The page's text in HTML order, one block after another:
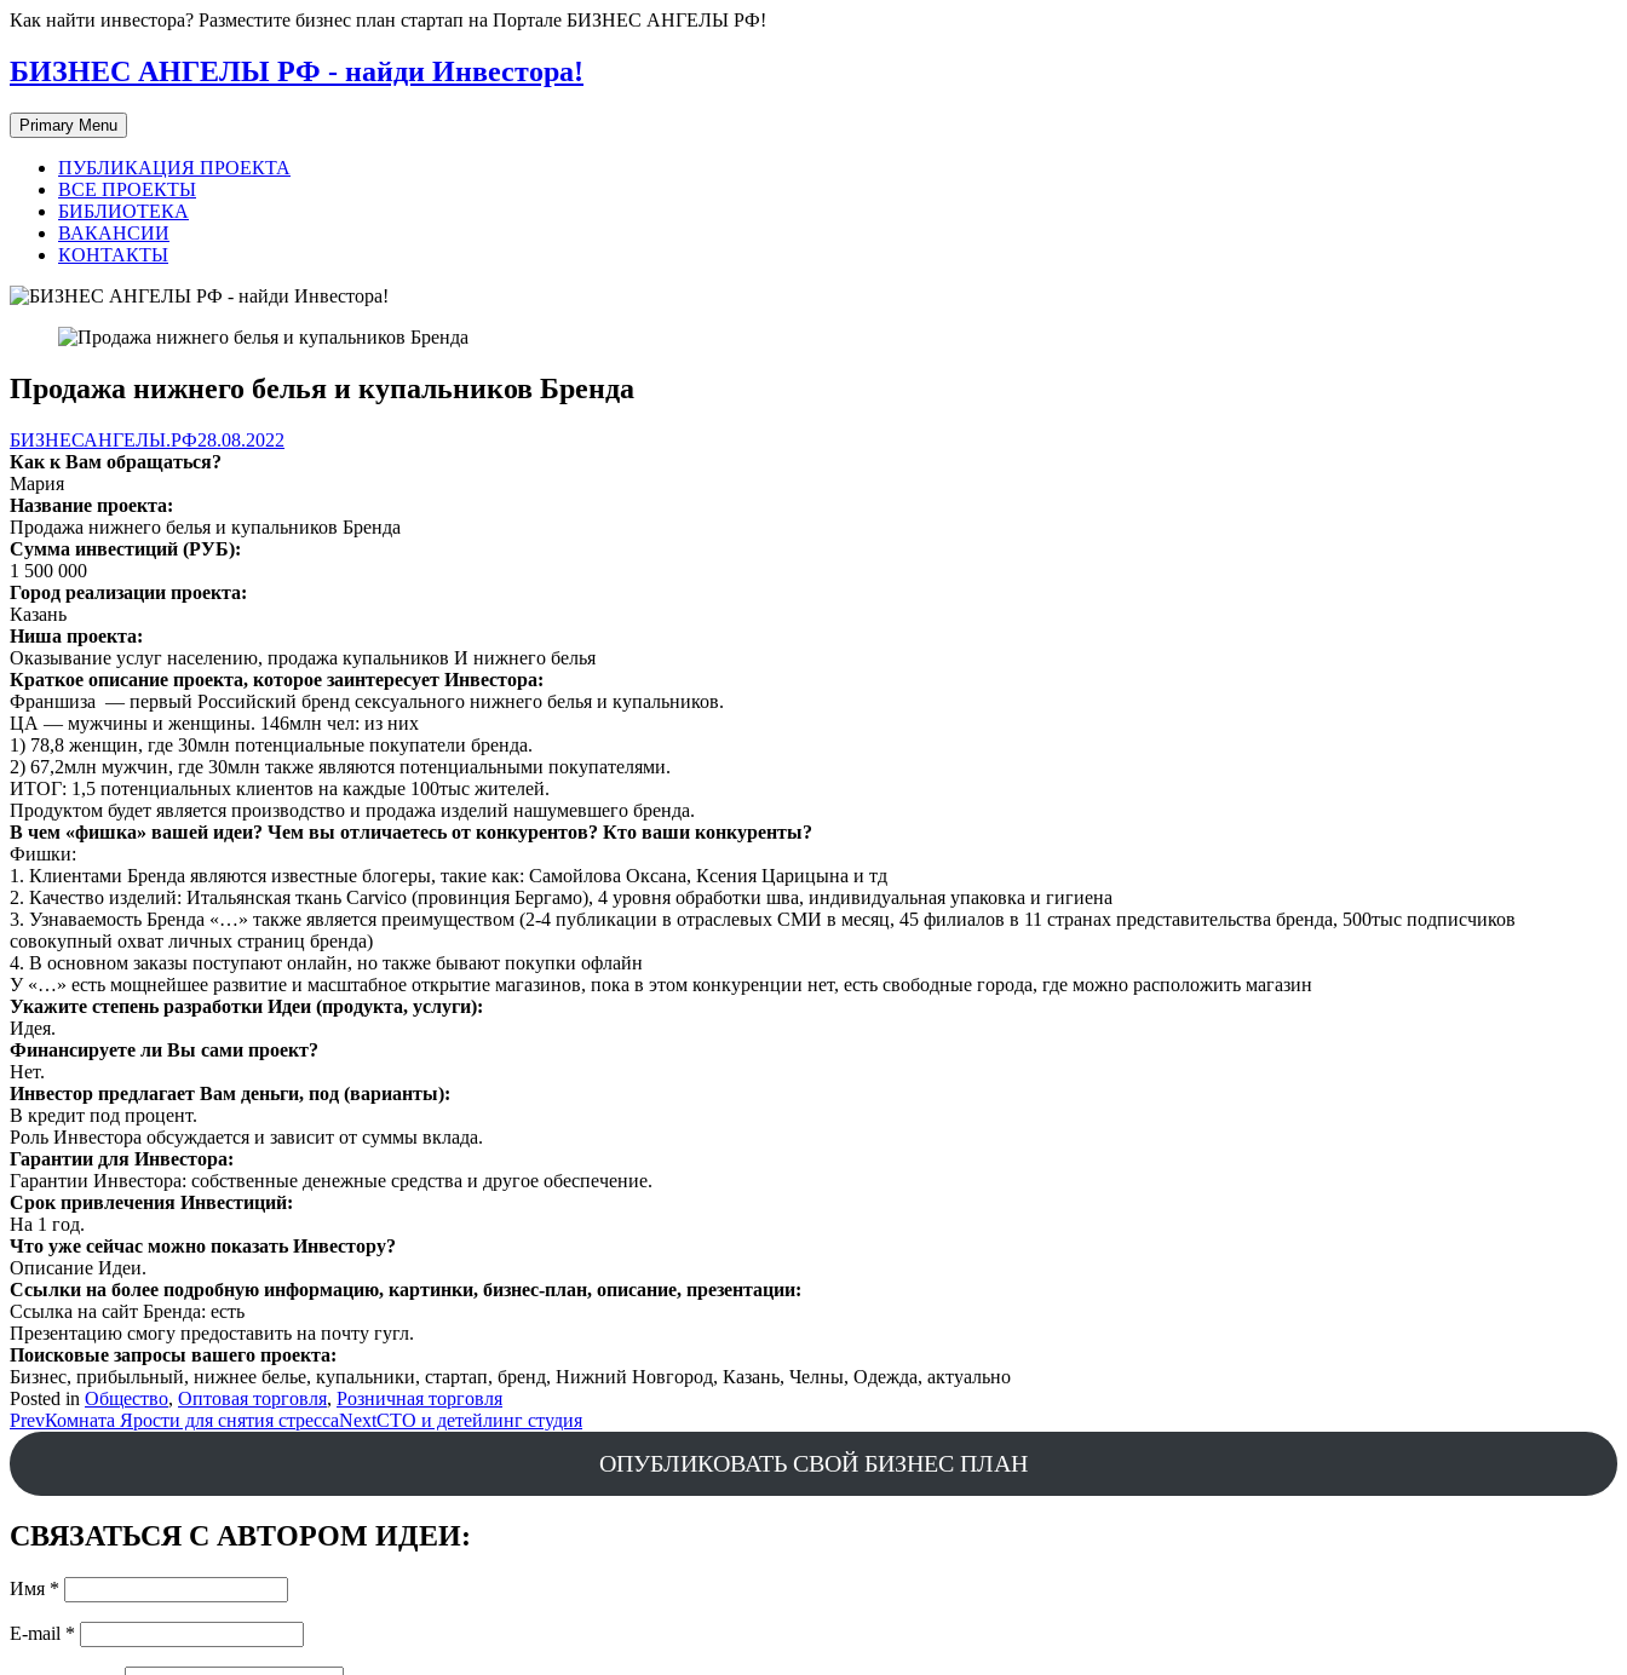
Skip
content
Как найти инвестора? Разместите бизнес план стартап на Портале БИЗНЕС АНГЕЛЫ РФ!
БИЗНЕС АНГЕЛЫ РФ - найди Инвестора!
Primary Menu
ПУБЛИКАЦИЯ ПРОЕКТА
ВСЕ ПРОЕКТЫ
БИБЛИОТЕКА
ВАКАНСИИ
КОНТАКТЫ
Продажа нижнего белья и купальников Бренда
БИЗНЕСАНГЕЛЫ.РФ28.08.2022
Как к Вам обращаться?
Мария
Название проекта:
Продажа нижнего белья и купальников Бренда
Сумма инвестиций (РУБ):
1 500 000
Город реализации проекта:
Казань
Ниша проекта:
Оказывание услуг населению, продажа купальников И нижнего белья
Краткое описание проекта, которое заинтересует Инвестора:
Франшиза — первый Российский бренд сексуального нижнего белья и купальников.
ЦА — мужчины и женщины. 146млн чел: из них
1) 78,8 женщин, где 30млн потенциальные покупатели бренда.
2) 67,2млн мужчин, где 30млн также являются потенциальными покупателями.
ИТОГ: 1,5 потенциальных клиентов на каждые 100тыс жителей.
Продуктом будет является производство и продажа изделий нашумевшего бренда.
В чем «фишка» вашей идеи? Чем вы отличаетесь от конкурентов? Кто ваши конкуренты?
Фишки:
1. Клиентами Бренда являются известные блогеры, такие как: Самойлова Оксана, Ксения Царицына и тд
2. Качество изделий: Итальянская ткань Carvico (провинция Бергамо), 4 уровня обработки шва, индивидуальная упаковка и гигиена
3. Узнаваемость Бренда «…» также является преимуществом (2-4 публикации в отраслевых СМИ в месяц, 45 филиалов в 11 странах представительства бренда, 500тыс подписчиков
совокупный охват личных страниц бренда)
4. В основном заказы поступают онлайн, но также бывают покупки офлайн
У «…» есть мощнейшее развитие и масштабное открытие магазинов, пока в этом конкуренции нет, есть свободные города, где можно расположить магазин
Укажите степень разработки Идеи (продукта, услуги):
Идея.
Финансируете ли Вы сами проект?
Нет.
Инвестор предлагает Вам деньги, под (варианты):
В кредит под процент.
Роль Инвестора обсуждается и зависит от суммы вклада.
Гарантии для Инвестора:
Гарантии Инвестора: собственные денежные средства и другое обеспечение.
Срок привлечения Инвестиций:
На 1 год.
Что уже сейчас можно показать Инвестору?
Описание Идеи.
Ссылки на более подробную информацию, картинки, бизнес-план, описание, презентации:
Ссылка на сайт Бренда: есть
Презентацию смогу предоставить на почту гугл.
Поисковые запросы вашего проекта:
Бизнес, прибыльный, нижнее белье, купальники, стартап, бренд, Нижний Новгород, Казань, Челны, Одежда, актуально
Posted in Общество, Оптовая торговля, Розничная торговля
Post
navigation
PrevКомната Ярости для снятия стрессаNextСТО и детейлинг студия
ОПУБЛИКОВАТЬ СВОЙ БИЗНЕС ПЛАН
СВЯЗАТЬСЯ С АВТОРОМ ИДЕИ:
Имя *
E-mail *